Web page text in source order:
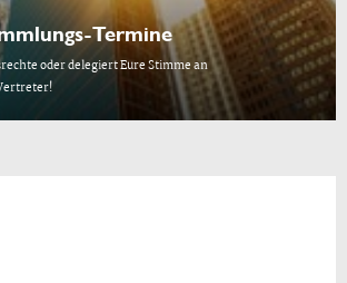
Termine
oder delegiert Eure Stimme an